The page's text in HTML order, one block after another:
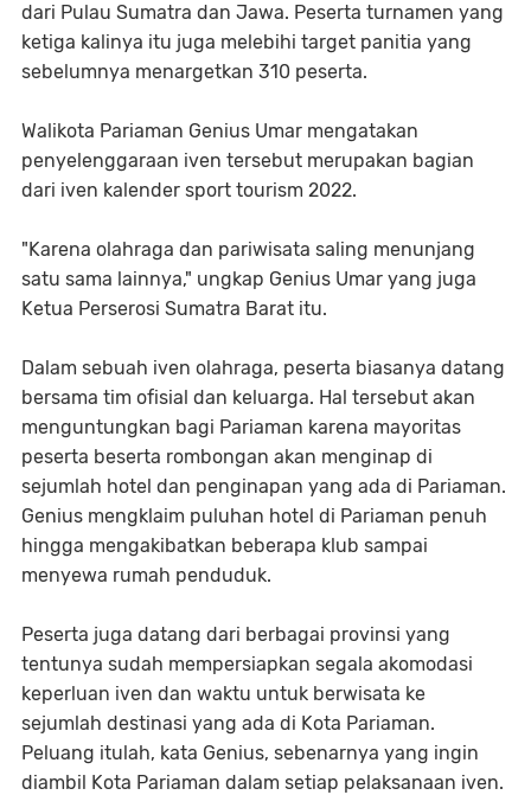
dari Pulau Sumatra dan Jawa. Peserta turnamen yang
ketiga kalinya itu juga melebihi target panitia yang
sebelumnya menargetkan 310 peserta.
Walikota Pariaman Genius Umar mengatakan
penyelenggaraan iven tersebut merupakan bagian
dari iven kalender sport tourism 2022.
"Karena olahraga dan pariwisata saling menunjang
satu sama lainnya," ungkap Genius Umar yang juga
Ketua Perserosi Sumatra Barat itu.
Dalam sebuah iven olahraga, peserta biasanya datang
bersama tim ofisial dan keluarga. Hal tersebut akan
menguntungkan bagi Pariaman karena mayoritas
peserta beserta rombongan akan menginap di
sejumlah hotel dan penginapan yang ada di Pariaman.
Genius mengklaim puluhan hotel di Pariaman penuh
hingga mengakibatkan beberapa klub sampai
menyewa rumah penduduk.
Peserta juga datang dari berbagai provinsi yang
tentunya sudah mempersiapkan segala akomodasi
keperluan iven dan waktu untuk berwisata ke
sejumlah destinasi yang ada di Kota Pariaman.
Peluang itulah, kata Genius, sebenarnya yang ingin
diambil Kota Pariaman dalam setiap pelaksanaan iven.